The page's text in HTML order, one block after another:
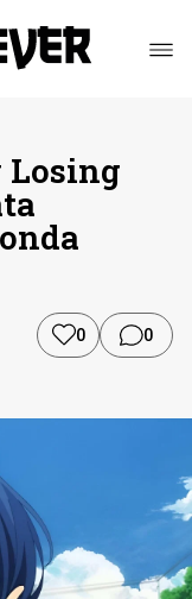
Losing
0 0